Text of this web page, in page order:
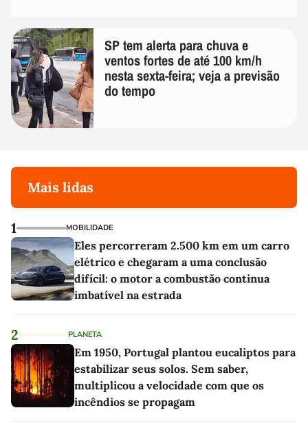
SP tem alerta para chuva e
ventos fortes de até 100 km/h
nesta sexta-feira; veja a previsão
do tempo
Mais lidas
1 MOBILIDADE
Eles percorreram 2.500 km em um carro
elétrico e chegaram a uma conclusão
difícil: o motor a combustão continua
imbatível na estrada
2 PLANETA
Em 1950, Portugal plantou eucaliptos para
estabilizar seus solos. Sem saber,
multiplicou a velocidade com que os
incêndios se propagam